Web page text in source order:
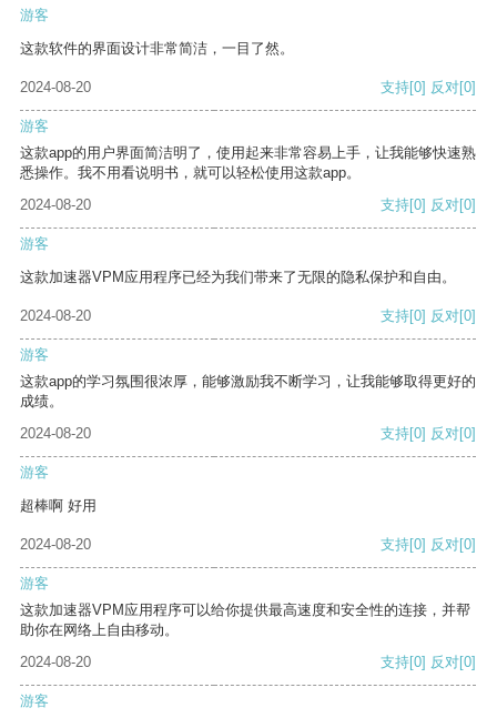
游客
这款软件的界面设计非常简洁，一目了然。
2024-08-20 支持[0] 反对[0]
游客
这款app的用户界面简洁明了，使用起来非常容易上手，让我能够快速熟
悉操作。我不用看说明书，就可以轻松使用这款app。
2024-08-20
支持[0] 反对[0]
游客
这款加速器VPM应用程序已经为我们带来了无限的隐私保护和自由。
2024-08-20 支持[0] 反对[0]
游客
这款app的学习氛围很浓厚，能够激励我不断学习，让我能够取得更好的
成绩。
2024-08-20
支持[0] 反对[0]
游客
超棒啊 好用
2024-08-20 支持[0] 反对[0]
游客
这款加速器VPM应用程序可以给你提供最高速度和安全性的连接，并帮
助你在网络上自由移动。
2024-08-20
支持[0] 反对[0]
游客